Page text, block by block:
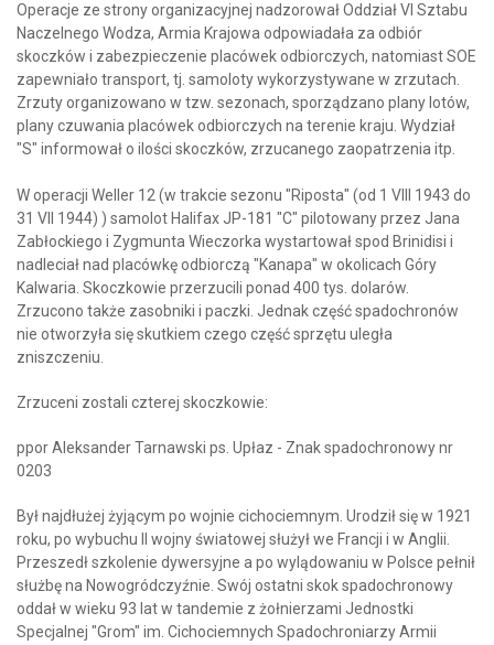
Operacje ze strony organizacyjnej nadzorował Oddział VI Sztabu
Naczelnego Wodza, Armia Krajowa odpowiadała za odbiór
skoczków i zabezpieczenie placówek odbiorczych, natomiast SOE
zapewniało transport, tj. samoloty wykorzystywane w zrzutach.
Zrzuty organizowano w tzw. sezonach, sporządzano plany lotów,
plany czuwania placówek odbiorczych na terenie kraju. Wydział
"S" informował o ilości skoczków, zrzucanego zaopatrzenia itp.
W operacji Weller 12 (w trakcie sezonu "Riposta" (od 1 VIII 1943 do
31 VII 1944) ) samolot Halifax JP-181 "C" pilotowany przez Jana
Zabłockiego i Zygmunta Wieczorka wystartował spod Brinidisi i
nadleciał nad placówkę odbiorczą "Kanapa" w okolicach Góry
Kalwaria. Skoczkowie przerzucili ponad 400 tys. dolarów.
Zrzucono także zasobniki i paczki. Jednak część spadochronów
nie otworzyła się skutkiem czego część sprzętu uległa
zniszczeniu.
Zrzuceni zostali czterej skoczkowie:
ppor Aleksander Tarnawski ps. Upłaz - Znak spadochronowy nr
0203
Był najdłużej żyjącym po wojnie cichociemnym. Urodził się w 1921
roku, po wybuchu II wojny światowej służył we Francji i w Anglii.
Przeszedł szkolenie dywersyjne a po wylądowaniu w Polsce pełnił
służbę na Nowogródczyźnie. Swój ostatni skok spadochronowy
oddał w wieku 93 lat w tandemie z żołnierzami Jednostki
Specjalnej "Grom" im. Cichociemnych Spadochroniarzy Armii